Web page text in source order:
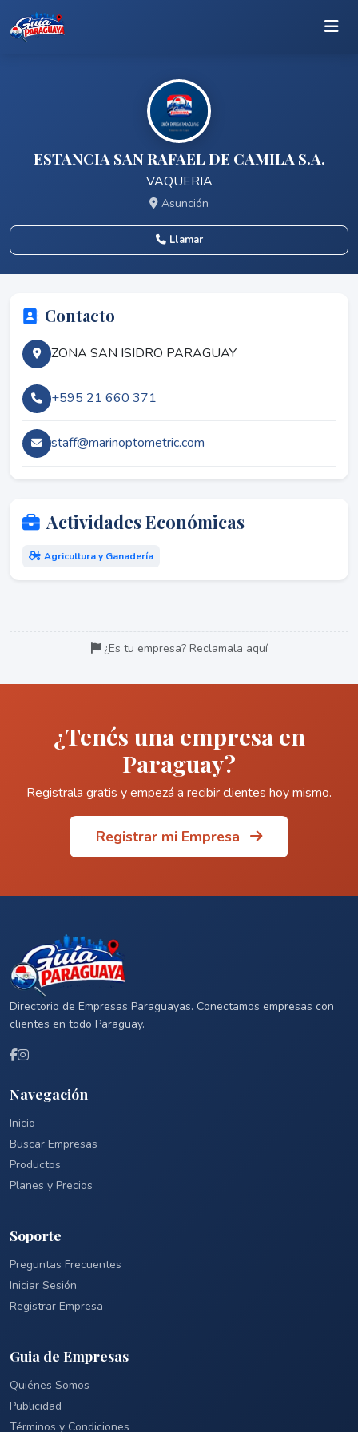
ESTANCIA SAN RAFAEL DE CAMILA S.A.
VAQUERIA
Asunción
Llamar
Contacto
ZONA SAN ISIDRO PARAGUAY
+595 21 660 371
staff@marinoptometric.com
Actividades Económicas
Agricultura y Ganadería
¿Es tu empresa? Reclamala aquí
¿Tenés una empresa en
Paraguay?
Registrala gratis y empezá a recibir clientes hoy mismo.
Registrar mi Empresa
Directorio de Empresas Paraguayas. Conectamos empresas con
clientes en todo Paraguay.
Navegación
Inicio
Buscar Empresas
Productos
Planes y Precios
Soporte
Preguntas Frecuentes
Iniciar Sesión
Registrar Empresa
Guia de Empresas
Quiénes Somos
Publicidad
Términos y Condiciones